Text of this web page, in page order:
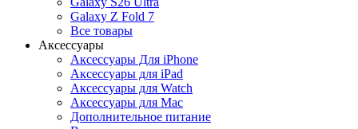
Galaxy Z Fold 7
Все товары
Аксессуары
Аксессуары Для iPhone
Аксессуары для iPad
Аксессуары для Watch
Аксессуары для Mac
Дополнительное питание